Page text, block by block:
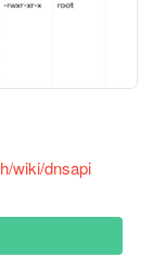
wiki/dnsapi